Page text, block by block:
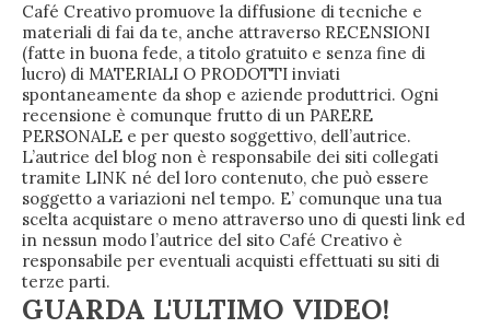
Café Creativo promuove la diffusione di tecniche e
materiali di fai da te, anche attraverso RECENSIONI
(fatte in buona fede, a titolo gratuito e senza fine di
lucro) di MATERIALI O PRODOTTI inviati
spontaneamente da shop e aziende produttrici. Ogni
recensione è comunque frutto di un PARERE
PERSONALE e per questo soggettivo, dell’autrice.
L’autrice del blog non è responsabile dei siti collegati
tramite LINK né del loro contenuto, che può essere
soggetto a variazioni nel tempo. E’ comunque una tua
scelta acquistare o meno attraverso uno di questi link ed
in nessun modo l’autrice del sito Café Creativo è
responsabile per eventuali acquisti effettuati su siti di
terze parti.
GUARDA L'ULTIMO VIDEO!